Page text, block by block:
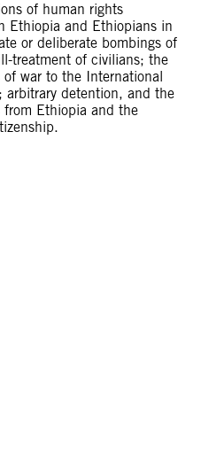
of human rights
Ethiopia and Ethiopians in
or deliberate bombings of
treatment of civilians; the
war to the International
arbitrary detention, and the
from Ethiopia and the